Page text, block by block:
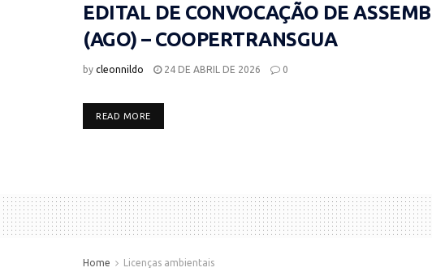
EDITAL DE CONVOCAÇÃO DE
(AGO) – COOPERTRANSGUA
by cleonnildo 24 DE ABRIL DE 2026 0
READ MOREDETAILS
Home Licenças ambientais